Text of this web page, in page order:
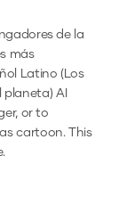
de la
más
Latino (Los
planeta) AI
or to
cartoon.This